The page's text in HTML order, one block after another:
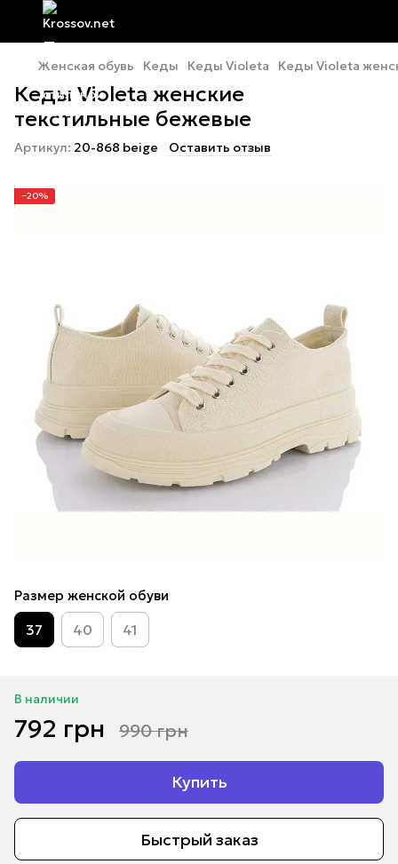
Женская обувь Кеды Кеды Violeta Кеды Violeta
Кеды Violeta женские
текстильные бежевые
Артикул: 20-868 beige Оставить отзыв
−20%
Размер женской обуви
37 40 41
В наличии
792 грн 990 грн
Купить
Быстрый заказ